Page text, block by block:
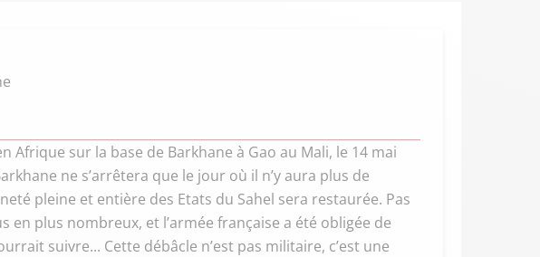
sur la base de Barkhane à Gao au Mali, le 14 mai
ne s’arrêtera que le jour où il n’y aura plus de
pleine et entière des Etats du Sahel sera restaurée. Pas
plus nombreux, et l’armée française a été obligée de
suivre... Cette débâcle n’est pas militaire, c’est une